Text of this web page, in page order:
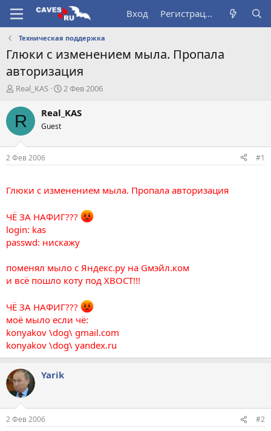
Вход Регистрация
Техническая поддержка
Глюки с изменением мыла. Пропала
авторизация
А
т
о
т
е
м
Real_KAS
Д
т
а
а
2 Фев 2006
R Real_KAS
Guest
2 Фев 2006 #1
Глюки с изменением мыла. Пропала авторизация
ЧЁ ЗА НАФИГ???
login: kas
passwd: нискажу
поменял мыло с Яндекс.ру на Gмэйл.ком
и всё пошло коту под ХВОСТ!!!
ЧЁ ЗА НАФИГ???
моё мыло если чё:
konyakov \dog\ gmail.com
konyakov \dog\ yandex.ru
Yarik
2 Фев 2006 #2